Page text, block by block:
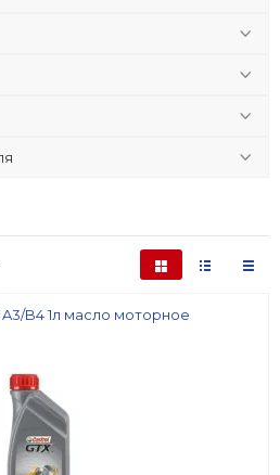
A3/B4 1л масло моторное